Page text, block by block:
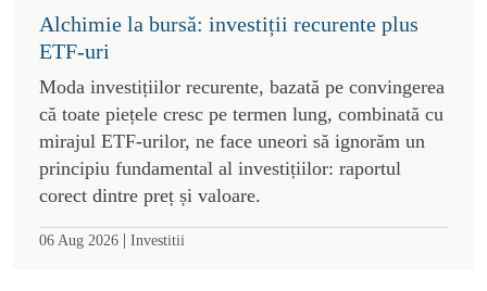
Alchimie la bursă: investiții recurente plus
ETF-uri
Moda investițiilor recurente, bazată pe convingerea
că toate piețele cresc pe termen lung, combinată cu
mirajul ETF-urilor, ne face uneori să ignorăm un
principiu fundamental al investițiilor: raportul
corect dintre preț și valoare.
06 Aug 2026 | Investitii